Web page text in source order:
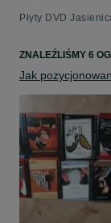
Płyty DVD
ZNALEŹLIŚMY 6
Jak